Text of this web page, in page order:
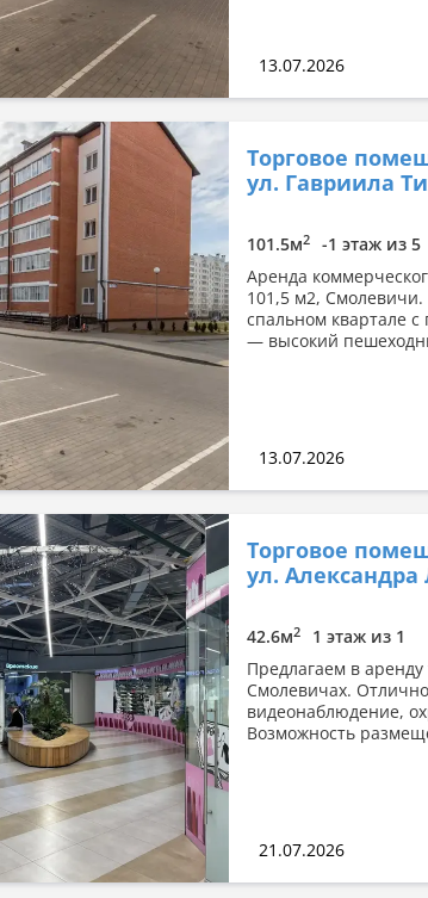
13.07.2026
Торговое
ул. Гавриила
101.5м2 -1 этаж из 5
Аренда
101,5 м2, Смолевичи.
спальном квартале
— высокий
13.07.2026
Торговое
ул. Александра
42.6м2
1 этаж из 1
Предлагаем в
Смолевичах.
видеонаблюдение,
Возможность
21.07.2026